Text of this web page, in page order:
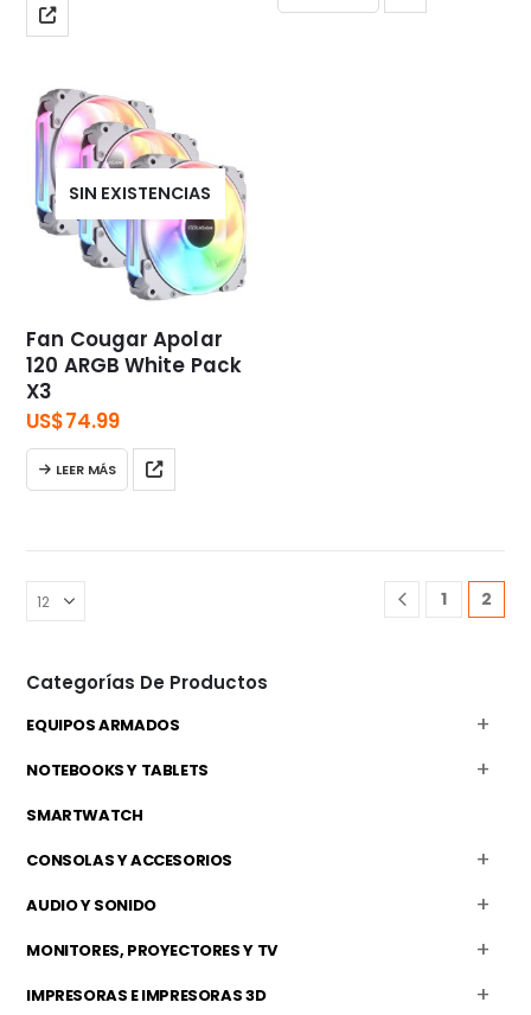
SIN EXISTENCIAS
Fan Cougar Apolar
120 ARGB White Pack
X3
US$74.99
LEER MÁS
1 2
Categorías De Productos
EQUIPOS ARMADOS
NOTEBOOKS Y TABLETS
SMARTWATCH
CONSOLAS Y ACCESORIOS
AUDIO Y SONIDO
MONITORES, PROYECTORES Y TV
IMPRESORAS E IMPRESORAS 3D